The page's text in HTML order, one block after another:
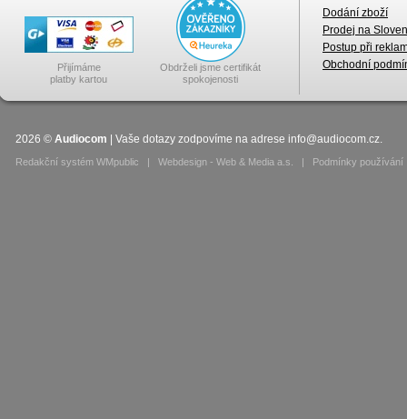
Přijímáme
platby kartou
Obdrželi jsme certifikát
spokojenosti
Dodání zboží
Prodej na
Postup při
Obchodní
2026 © Audiocom | Vaše dotazy zodpovíme na adrese info@audiocom.cz.
Redakční systém WMpublic | Webdesign - Web & Media a.s. | Podmínky používání